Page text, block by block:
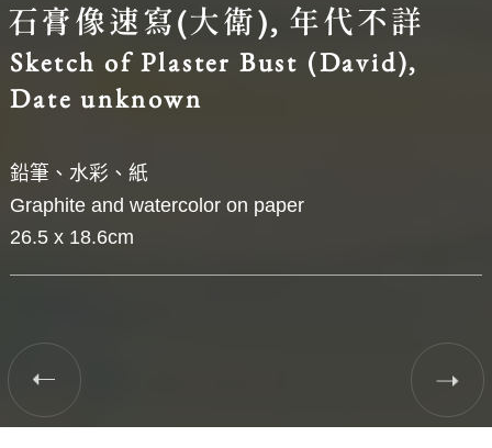
石膏像速寫(大衛), 年代不詳
Sketch of Plaster Bust (David),
Date unknown
鉛筆、水彩、紙
Graphite and watercolor on paper
26.5 x 18.6cm